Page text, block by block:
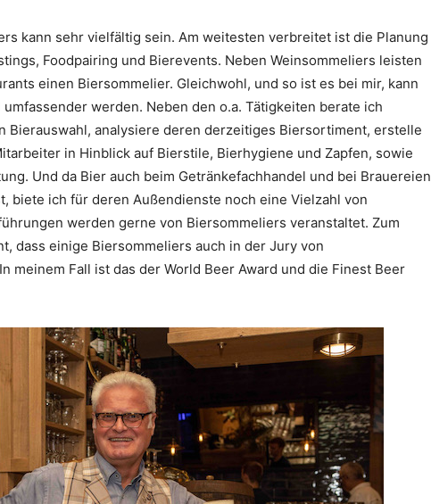
kann sehr vielfältig sein. Am weitesten verbreitet ist die Planung
Foodpairing und Bierevents. Neben Weinsommeliers leisten
einen Biersommelier. Gleichwohl, und so ist es bei mir, kann
werden. Neben den o.a. Tätigkeiten berate ich
Bierauswahl, analysiere deren derzeitiges Biersortiment, erstelle
in Hinblick auf Bierstile, Bierhygiene und Zapfen, sowie
Und da Bier auch beim Getränkefachhandel und bei Brauereien
biete ich für deren Außendienste noch eine Vielzahl von
werden gerne von Biersommeliers veranstaltet. Zum
dass einige Biersommeliers auch in der Jury von
meinem Fall ist das der World Beer Award und die Finest Beer